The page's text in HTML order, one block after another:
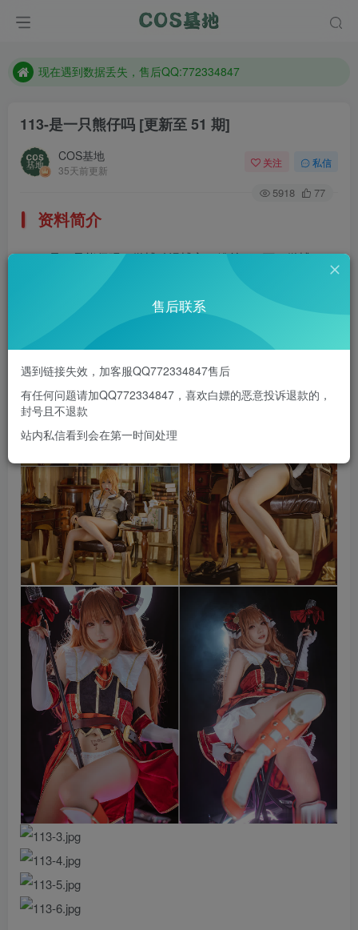
现在遇到数据丢失，售后QQ:772334847
想看那个coser作品，请在搜索框搜索
113-是一只熊仔吗 [更新至 51 期]
COS基地
35天前更新
关注 私信
5918 77
资料简介
是一只熊仔吗，微博动漫博主，粉丝19.1万。微博：@
售后联系
遇到链接失效，加客服QQ772334847售后
有任何问题请加QQ772334847，喜欢白嫖的恶意投诉退款的，
封号且不退款
站内私信看到会在第一时间处理